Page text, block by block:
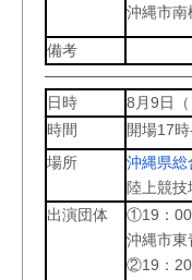
沖縄市南
備考
日時
8月9日（
時間
開場17
場所
沖縄県総
陸上競
出演団体
①19：00
沖縄市東
②19：20